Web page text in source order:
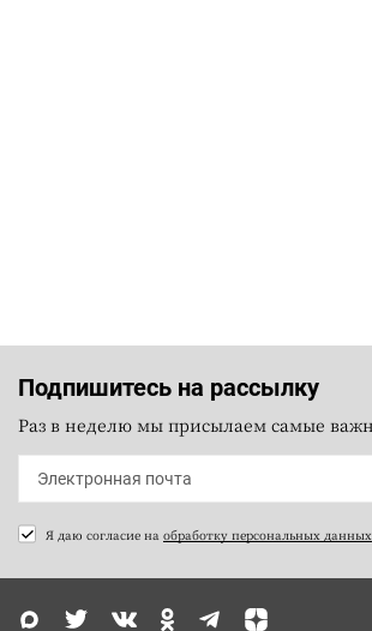
Подпишитесь на рассылку
Раз в неделю мы присылаем самые
Я даю согласие на обработку персональных данных